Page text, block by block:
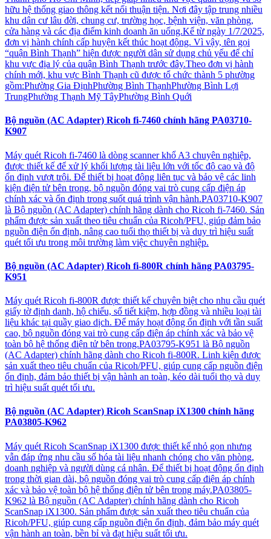
hữu hệ thống giao thông kết nối thuận tiện. Nơi đây tập trung nhiều
khu dân cư lâu đời, chung cư, trường học, bệnh viện, văn phòng,
cửa hàng và các địa điểm kinh doanh ăn uống.Kể từ ngày 1/7/2025,
đơn vị hành chính cấp huyện kết thúc hoạt động. Vì vậy, tên gọi
“quận Bình Thạnh” hiện được người dân sử dụng chủ yếu để chỉ
khu vực địa lý của quận Bình Thạnh trước đây.Theo đơn vị hành
chính mới, khu vực Bình Thạnh cũ được tổ chức thành 5 phường
gồm:Phường Gia ĐịnhPhường Bình ThạnhPhường Bình Lợi
TrungPhường Thạnh Mỹ TâyPhường Bình Quới
Bộ nguồn (AC Adapter) Ricoh fi-7460 chính hãng PA03710-
K907
Máy quét Ricoh fi-7460 là dòng scanner khổ A3 chuyên nghiệp,
được thiết kế để xử lý khối lượng tài liệu lớn với tốc độ cao và độ
ổn định vượt trội. Để thiết bị hoạt động liên tục và bảo vệ các linh
kiện điện tử bên trong, bộ nguồn đóng vai trò cung cấp điện áp
chính xác và ổn định trong suốt quá trình vận hành.PA03710-K907
là Bộ nguồn (AC Adapter) chính hãng dành cho Ricoh fi-7460. Sản
phẩm được sản xuất theo tiêu chuẩn của Ricoh/PFU, giúp đảm bảo
nguồn điện ổn định, nâng cao tuổi thọ thiết bị và duy trì hiệu suất
quét tối ưu trong môi trường làm việc chuyên nghiệp.
Bộ nguồn (AC Adapter) Ricoh fi-800R chính hãng PA03795-
K951
Máy quét Ricoh fi-800R được thiết kế chuyên biệt cho nhu cầu quét
giấy tờ định danh, hộ chiếu, sổ tiết kiệm, hợp đồng và nhiều loại tài
liệu khác tại quầy giao dịch. Để máy hoạt động ổn định với tần suất
cao, bộ nguồn đóng vai trò cung cấp điện áp chính xác và bảo vệ
toàn bộ hệ thống điện tử bên trong.PA03795-K951 là Bộ nguồn
(AC Adapter) chính hãng dành cho Ricoh fi-800R. Linh kiện được
sản xuất theo tiêu chuẩn của Ricoh/PFU, giúp cung cấp nguồn điện
ổn định, đảm bảo thiết bị vận hành an toàn, kéo dài tuổi thọ và duy
trì hiệu suất quét tối ưu.
Bộ nguồn (AC Adapter) Ricoh ScanSnap iX1300 chính hãng
PA03805-K962
Máy quét Ricoh ScanSnap iX1300 được thiết kế nhỏ gọn nhưng
vẫn đáp ứng nhu cầu số hóa tài liệu nhanh chóng cho văn phòng,
doanh nghiệp và người dùng cá nhân. Để thiết bị hoạt động ổn định
trong thời gian dài, bộ nguồn đóng vai trò cung cấp điện áp chính
xác và bảo vệ toàn bộ hệ thống điện tử bên trong máy.PA03805-
K962 là Bộ nguồn (AC Adapter) chính hãng dành cho Ricoh
ScanSnap iX1300. Sản phẩm được sản xuất theo tiêu chuẩn của
Ricoh/PFU, giúp cung cấp nguồn điện ổn định, đảm bảo máy quét
vận hành an toàn, bền bỉ và đạt hiệu suất tối ưu.